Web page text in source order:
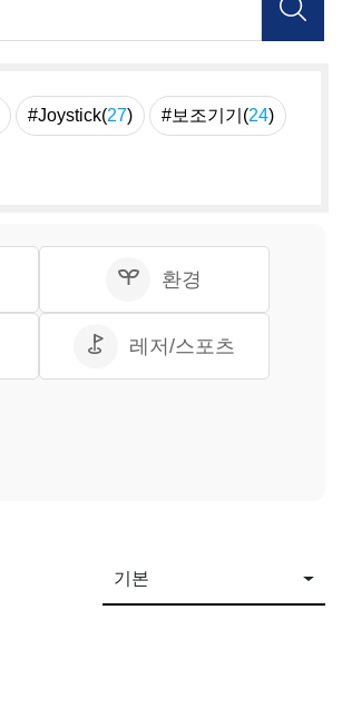
#Joystick(27) #보조기기(24)
환경
레저/스포츠
기본